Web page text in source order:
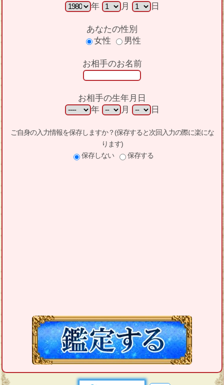
年
月 日
あなたの性別
女性
男性
お相手のお名前
お相手の生年月日
年
月 日
ご自身の入力情報を保存しますか？(保存すると次回入力の際に楽にな
ります)
保存しない
保存する